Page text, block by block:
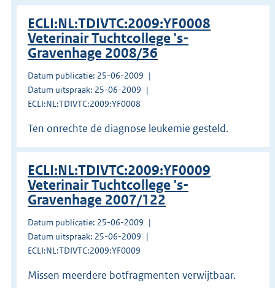
ECLI:NL:TDIVTC:2009:YF0008
Veterinair Tuchtcollege 's-
Gravenhage 2008/36
Datum publicatie: 25-06-2009
Datum uitspraak: 25-06-2009
ECLI:NL:TDIVTC:2009:YF0008
Ten onrechte de diagnose leukemie gesteld.
ECLI:NL:TDIVTC:2009:YF0009
Veterinair Tuchtcollege 's-
Gravenhage 2007/122
Datum publicatie: 25-06-2009
Datum uitspraak: 25-06-2009
ECLI:NL:TDIVTC:2009:YF0009
Missen meerdere botfragmenten verwijtbaar.